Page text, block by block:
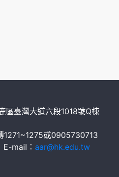
區臺灣大道六段1018號Q棟
或0905730713
mail： aar@hk.edu.tw